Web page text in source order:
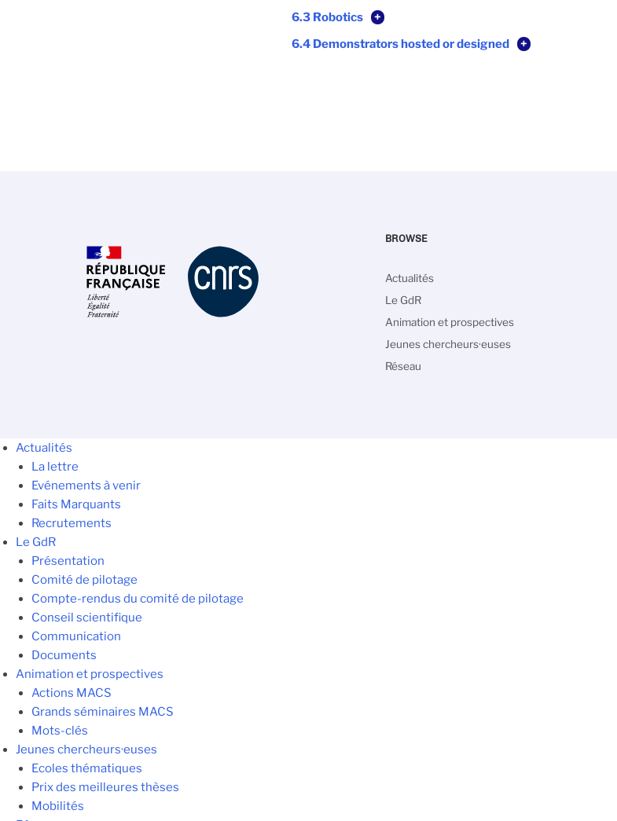
6.3 Robotics
+
6.4 Demonstrators hosted or designed
+
BROWSE
Main
navigation
Actualités
Le GdR
Animation et prospectives
Jeunes chercheurs·euses
Réseau
Actualités
La lettre
Evénements à venir
Faits Marquants
Recrutements
Le GdR
Présentation
Comité de pilotage
Compte-rendus du comité de pilotage
Conseil scientifique
Communication
Documents
Animation et prospectives
Actions MACS
Grands séminaires MACS
Mots-clés
Jeunes chercheurs·euses
Ecoles thématiques
Prix des meilleures thèses
Mobilités